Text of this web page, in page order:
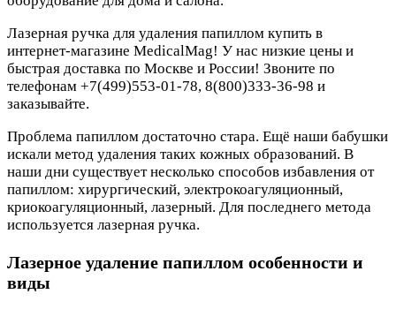
Лазерная ручка для удаления папиллом купить в
интернет-магазине MedicalMag! У нас низкие цены и
быстрая доставка по Москве и России! Звоните по
телефонам +7(499)553-01-78, 8(800)333-36-98 и
заказывайте.
Проблема папиллом достаточно стара. Ещё наши бабушки
искали метод удаления таких кожных образований. В
наши дни существует несколько способов избавления от
папиллом: хирургический, электрокоагуляционный,
криокоагуляционный, лазерный. Для последнего метода
используется лазерная ручка.
Лазерное удаление папиллом особенности и
виды